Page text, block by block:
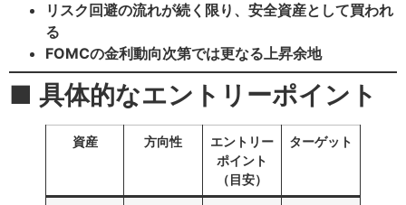
リスク回避の流れが続く限り、安全資産として買われ
る
FOMCの金利動向次第では更なる上昇余地
■ 具体的なエントリーポイント
資産 方向性
エントリー
ポイント
（目安）
ターゲット